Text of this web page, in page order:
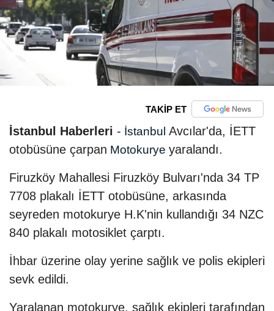
TAKİP ET
İstanbul Haberleri - İstanbul Avcılar'da, İETT
otobüsüne çarpan Motokurye yaralandı.
Firuzköy Mahallesi Firuzköy Bulvarı'nda 34 TP
7708 plakalı İETT otobüsüne, arkasında
seyreden motokurye H.K'nin kullandığı 34 NZC
840 plakalı motosiklet çarptı.
İhbar üzerine olay yerine sağlık ve polis ekipleri
sevk edildi.
Yaralanan motokurye, sağlık ekipleri tarafından